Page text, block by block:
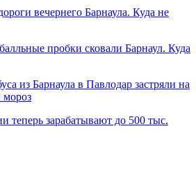
вечернего Барнаула. Куда не
пробки сковали Барнаул. Куда
из Барнаула в Павлодар застряли на
мороз
теперь зарабатывают до 500 тыс.